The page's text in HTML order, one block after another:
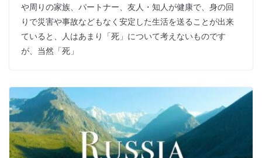
や周りの家族、パートナー、友人・知人が健康で、身の回
りで災害や事故などもなく安定した生活を送ることが出来
ていると、人はあまり「死」について考えないものです
が、当然「死」